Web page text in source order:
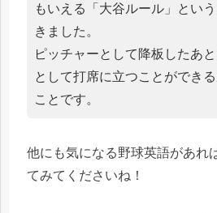
もいえる「大谷ルール」とい
きました。
ピッチャーとして降板したあ
として打席に立つことができ
ことです。
他にも気になる野球英語があれ
てみてくださいね！